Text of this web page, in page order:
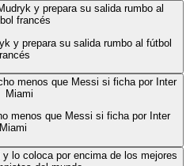
y prepara su salida rumbo al fútbol
menos que Messi si ficha por Inter
Miami